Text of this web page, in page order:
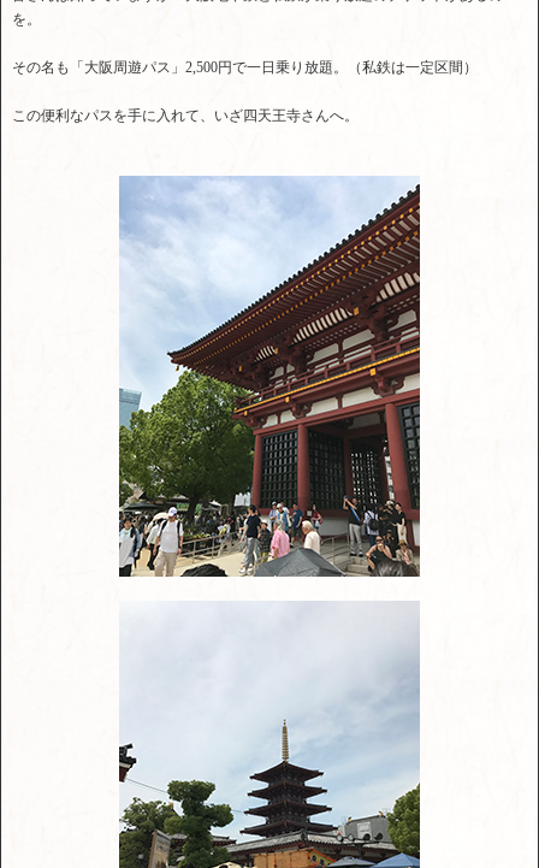
を。
その名も「大阪周遊パス」2,500円で一日乗り放題。（私鉄は一定区間）
この便利なパスを手に入れて、いざ四天王寺さんへ。